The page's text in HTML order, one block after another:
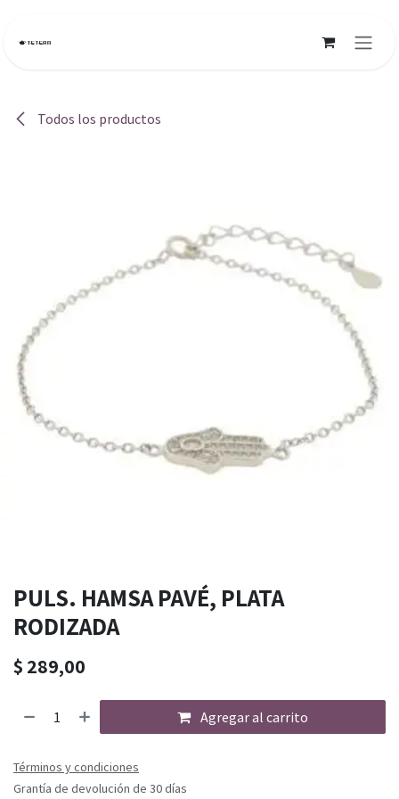
Todos los productos
PULS. HAMSA PAVÉ, PLATA
RODIZADA
$ 289,00
Agregar al carrito
Términos y condiciones
Grantía de devolución de 30 días